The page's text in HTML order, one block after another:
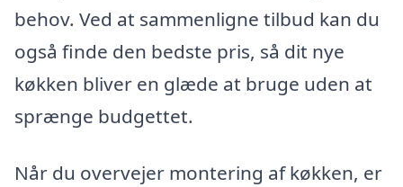
behov. Ved at sammenligne tilbud kan du
også finde den bedste pris, så dit nye
køkken bliver en glæde at bruge uden at
sprænge budgettet.
Når du overvejer montering af køkken, er